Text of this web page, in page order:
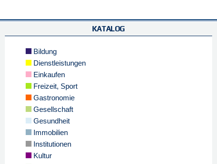
KATALOG
Bildung
Dienstleistungen
Einkaufen
Freizeit, Sport
Gastronomie
Gesellschaft
Gesundheit
Immobilien
Institutionen
Kultur